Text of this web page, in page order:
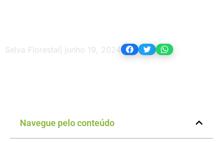
Selva Florestal junho 19, 2024
Navegue pelo conteúdo